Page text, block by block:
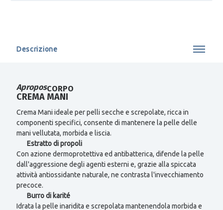
Descrizione
AproposCORPO
CREMA MANI
Crema Mani ideale per pelli secche e screpolate, ricca in
componenti specifici, consente di mantenere la pelle delle
mani vellutata, morbida e liscia.
Estratto di propoli
Con azione dermoprotettiva ed antibatterica, difende la pelle
dall'aggressione degli agenti esterni e, grazie alla spiccata
attività antiossidante naturale, ne contrasta l'invecchiamento
precoce.
Burro di karité
Idrata la pelle inaridita e screpolata mantenendola morbida e